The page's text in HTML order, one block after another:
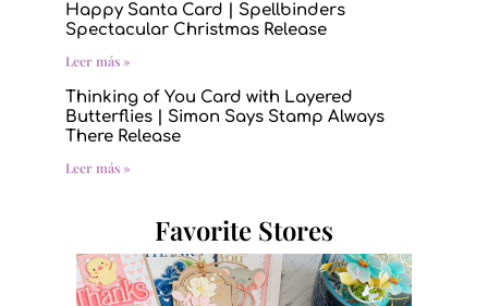
Happy Santa Card | Spellbinders
Spectacular Christmas Release
Leer más »
Thinking of You Card with Layered
Butterflies | Simon Says Stamp Always
There Release
Leer más »
Favorite Stores